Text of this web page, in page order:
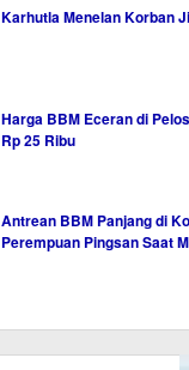
Karhutla Menelan Korban
Harga BBM Eceran di
Rp 25 Ribu
Antrean BBM Panjang di
Perempuan Pingsan Saat